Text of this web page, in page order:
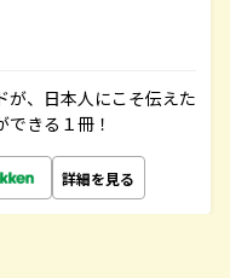
が、日本人にこそ伝えた
きる１冊！
詳細を見る